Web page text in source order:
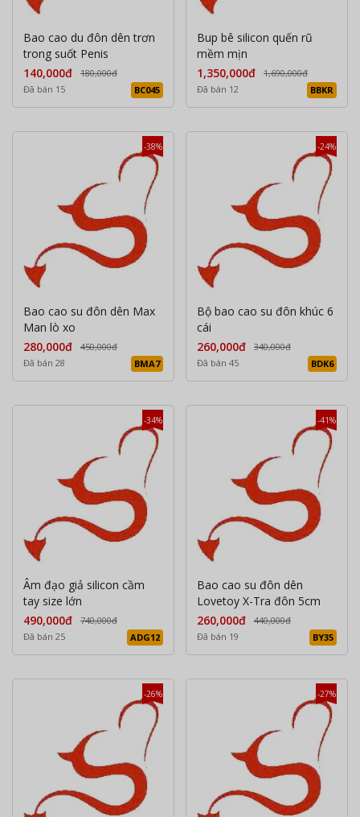
Bao cao du đôn dên trơn
trong suốt Penis
140,000đ
180,000đ
Đã bán 15
BC045
Bup bê silicon quến rũ
mềm mịn
1,350,000đ
1,690,000đ
Đã bán 12
BBKR
-38%
Bao cao su đôn dên Max
Man lò xo
280,000đ
450,000đ
Đã bán 28
BMA7
-24%
Bộ bao cao su đôn khúc 6
cái
260,000đ
340,000đ
Đã bán 45
BDK6
-34%
Âm đạo giả silicon cầm
tay size lớn
490,000đ
740,000đ
Đã bán 25
ADG12
-41%
Bao cao su đôn dên
Lovetoy X-Tra đôn 5cm
260,000đ
440,000đ
Đã bán 19
BY35
-26% -27%